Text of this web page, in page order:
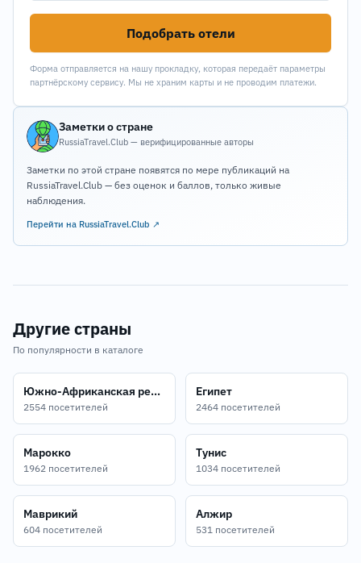
Подобрать отели
Форма отправляется на нашу прокладку, которая передаёт параметры
партнёрскому сервису. Мы не храним карты и не проводим платежи.
Заметки о стране
RussiaTravel.Club — верифицированные авторы
Заметки по этой стране появятся по мере публикаций на
RussiaTravel.Club — без оценок и баллов, только живые
наблюдения.
Перейти на RussiaTravel.Club ↗
Другие страны
По популярности в каталоге
Южно-Африканская республика
2554 посетителей
Египет
2464 посетителей
Марокко
1962 посетителей
Тунис
1034 посетителей
Маврикий
604 посетителей
Алжир
531 посетителей